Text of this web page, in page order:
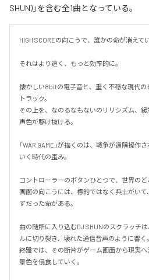
SHUN)」を含む全1曲となっている。
HIGH SCOREの向こうで、誰かの命が消えて
それはより速く、もっと効率的に。
懐かしい8bitの電子音と、重く不穏な現代の
トラック。
その上を、なのるなもないのリリシズム、
声色が駆け抜ける。
「WAR GAME」が描くのは、戦争が遠隔操作
いく時代の歪み。
コントローラーのボタンひとつで、世界のど
画面の向こうには、標的ではなく兵士がい
ずだった命がある。
曲の随所に入り込むDJ SHUNのスクラッチ
ルに切り裂き、壊れた通信音声のように響く。
終盤では、その断片がゲーム画面から現実
景色を侵食していく。